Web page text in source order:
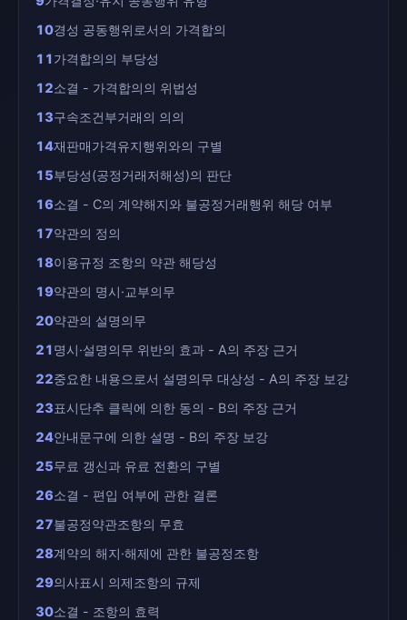
10경성 공동행위로서의 가격합의
11가격합의의 부당성
12소결 - 가격합의의 위법성
13구속조건부거래의 의의
14재판매가격유지행위와의 구별
15부당성(공정거래저해성)의 판단
16소결 - C의 계약해지와 불공정거래행위 해당 여부
17약관의 정의
18이용규정 조항의 약관 해당성
19약관의 명시·교부의무
20약관의 설명의무
21명시·설명의무 위반의 효과 - A의 주장 근거
22중요한 내용으로서 설명의무 대상성 - A의 주장 보강
23표시단추 클릭에 의한 동의 - B의 주장 근거
24안내문구에 의한 설명 - B의 주장 보강
25무료 갱신과 유료 전환의 구별
26소결 - 편입 여부에 관한 결론
27불공정약관조항의 무효
28계약의 해지·해제에 관한 불공정조항
29의사표시 의제조항의 규제
30소결 - 조항의 효력